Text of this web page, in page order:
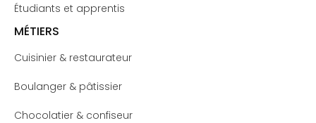
Étudiants et apprentis
MÉTIERS
Cuisinier & restaurateur
Boulanger & pâtissier
Chocolatier & confiseur